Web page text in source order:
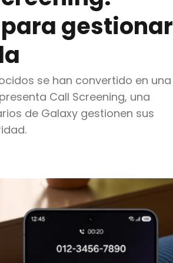
gestionar
se han convertido en una
Call Screening, una
de Galaxy gestionen sus